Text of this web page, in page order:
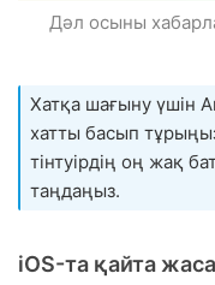
Дәл осыны
Хатқа шағыну үшін
хатты басып
тінтуірдің оң жақ
таңдаңыз.
iOS-та қайта